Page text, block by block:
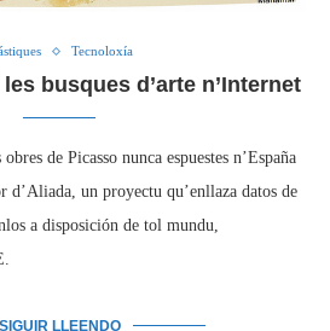
Tecnoloxía
busques d’arte n’Internet
de Picasso nunca espuestes n’España
d’Aliada, un proyectu qu’enllaza datos de
a disposición de tol mundu,
SIGUIR LLEENDO